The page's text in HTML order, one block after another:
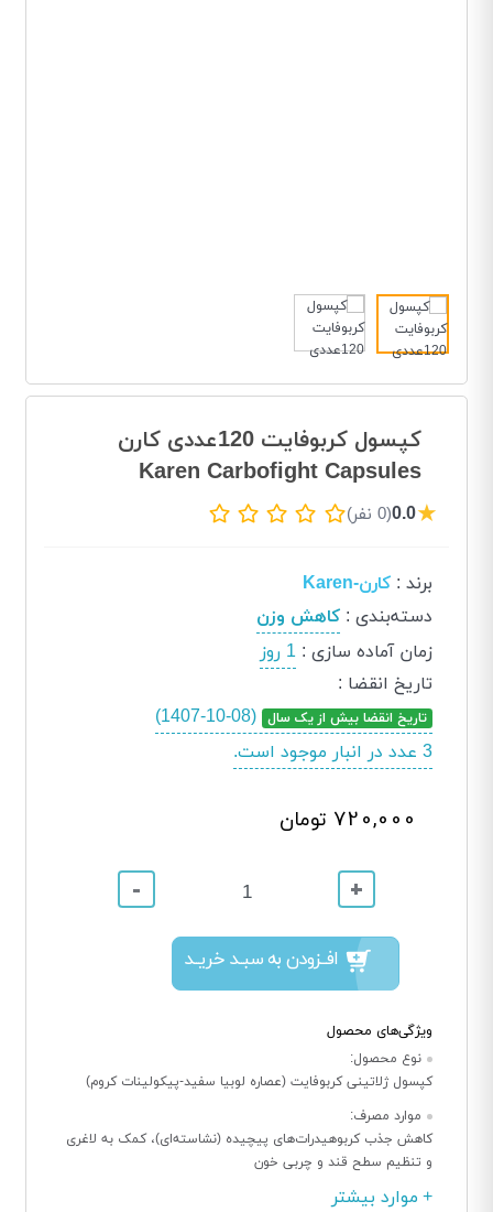
کپسول کربوفایت 120عددی کارن
Karen Carbofight Capsules
★
0.0(0 نفر)
برند :کارن-Karen
دسته‌بندی :کاهش وزن
زمان آماده سازی :1 روز
تاریخ انقضا :
تاریخ انقضا بیش از یک سال (1407-10-08)
3 عدد در انبار موجود است.
720,000 تومان
+
-
افــزودن به سبــد خریــد
ویژگی‌های محصول
نوع محصول:
کپسول ژلاتینی کربوفایت (عصاره لوبیا سفید-پیکولینات کروم)
موارد مصرف:
کاهش جذب کربوهیدرات‌های پیچیده (نشاسته‌ای)، کمک به لاغری
و تنظیم سطح قند و چربی خون
موارد بیشتر